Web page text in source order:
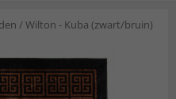
GELEGD
/Wilton - Kuba (zwart/bruin)